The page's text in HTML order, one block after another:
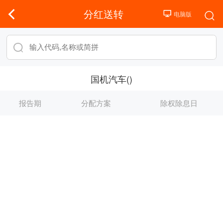
分红送转
国机汽车()
报告期 分配方案 除权除息日